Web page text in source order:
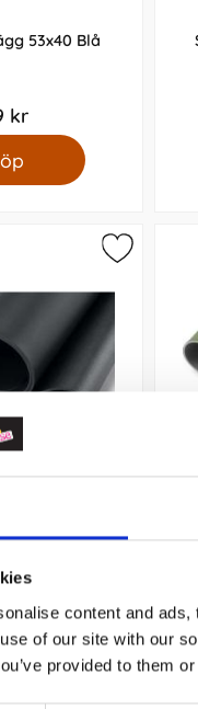
content and
of our site with our
provided to them
53x40 Blå
kr
90x43cm
kr